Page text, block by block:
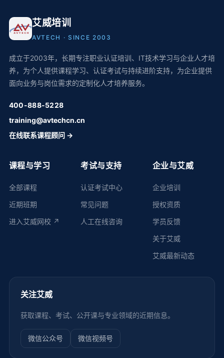
艾威培训
AVTECH · SINCE 2003
成立于2003年，长期专注职业认证培训、IT技术学习与企业人才培
养，为个人提供课程学习、认证考试与持续进阶支持，为企业提供
面向业务与岗位需求的定制化人才培养服务。
400-888-5228
training@avtechcn.cn
在线联系课程顾问 →
课程与学习
全部课程
近期班期
进入艾威网校 ↗
考试与支持
认证考试中心
常见问题
人工在线咨询
企业与艾威
企业培训
授权资质
学员反馈
关于艾威
艾威最新动态
关注艾威
获取课程、考试、公开课与专业领域的近期信息。
微信公众号 微信视频号